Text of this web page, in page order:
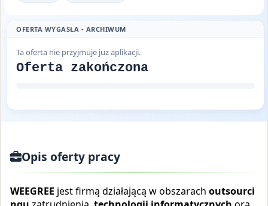
OFERTA WYGASŁA - ARCHIWUM
Ta oferta nie przyjmuje już aplikacji.
Oferta zakończona
Opis oferty pracy
WEEGREE jest firmą działającą w obszarach outsourci